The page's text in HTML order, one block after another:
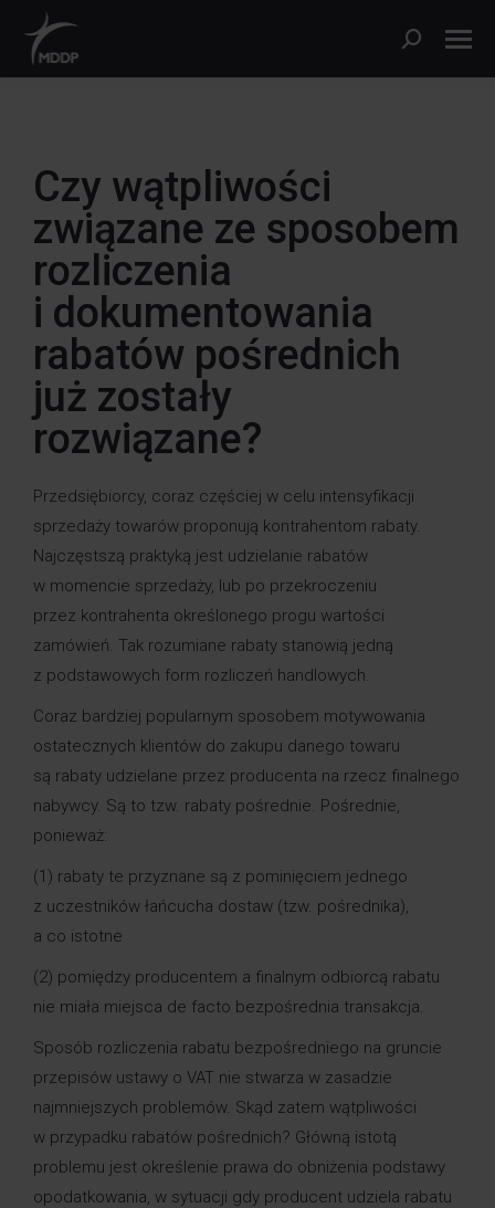
Czy wątpliwości
związane ze sposobem
rozliczenia
i dokumentowania
rabatów pośrednich
już zostały
rozwiązane?
Przedsiębiorcy, coraz częściej w celu intensyfikacji
sprzedaży towarów proponują kontrahentom rabaty.
Najczęstszą praktyką jest udzielanie rabatów
w momencie sprzedaży, lub po przekroczeniu
przez kontrahenta określonego progu wartości
zamówień. Tak rozumiane rabaty stanowią jedną
z podstawowych form rozliczeń handlowych.
Coraz bardziej popularnym sposobem motywowania
ostatecznych klientów do zakupu danego towaru
są rabaty udzielane przez producenta na rzecz finalnego
nabywcy. Są to tzw. rabaty pośrednie. Pośrednie,
ponieważ:
(1) rabaty te przyznane są z pominięciem jednego
z uczestników łańcucha dostaw (tzw. pośrednika),
a co istotne
(2) pomiędzy producentem a finalnym odbiorcą rabatu
nie miała miejsca de facto bezpośrednia transakcja.
Sposób rozliczenia rabatu bezpośredniego na gruncie
przepisów ustawy o VAT nie stwarza w zasadzie
najmniejszych problemów. Skąd zatem wątpliwości
w przypadku rabatów pośrednich? Główną istotą
problemu jest określenie prawa do obniżenia podstawy
opodatkowania, w sytuacji gdy producent udziela rabatu